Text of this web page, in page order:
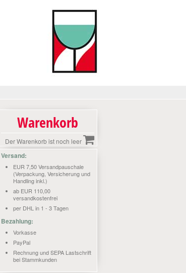
Warenkorb
Der Warenkorb ist noch leer
Versand:
EUR 7,50 Versandpauschale
(Verpackung, Versicherung und
Handling inkl.)
ab EUR 110,00
versandkostenfrei
per DHL in 1 - 3 Tagen
Bezahlung:
Vorkasse
PayPal
Rechnung und SEPA Lastschrift
bei Stammkunden